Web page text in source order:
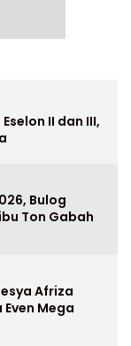
II dan III,
Bulog
Ton Gabah
Afriza
Mega